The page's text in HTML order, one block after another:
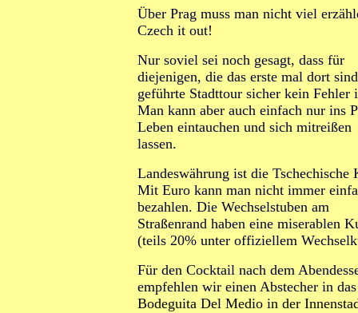
Über Prag muss man nicht viel
Czech it out!
Nur soviel sei noch gesagt, dass für
diejenigen, die das erste mal dort
geführte Stadttour sicher kein Fehler
Man kann aber auch einfach nur ins
Leben eintauchen und sich mitreißen
lassen.
Landeswährung ist die Tschechische
Mit Euro kann man nicht immer
bezahlen. Die Wechselstuben am
Straßenrand haben eine miserablen
(teils 20% unter offiziellem
Für den Cocktail nach dem
empfehlen wir einen Abstecher in
Bodeguita Del Medio in der